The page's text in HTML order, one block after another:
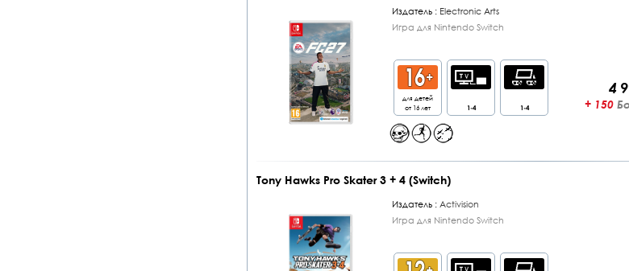
Издатель : Electronic Arts
Игра для Nintendo Switch
для детей
от 16 лет
1-4 1-4
4
+ 150
Tony Hawks Pro Skater 3 + 4 (Switch)
Издатель :Activision
Игра для Nintendo Switch